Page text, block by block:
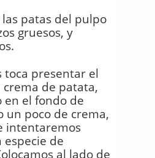
patas del pulpo
gruesos, y
toca presentar el
crema de patata,
en el fondo de
un poco de crema,
intentaremos
especie de
al lado de